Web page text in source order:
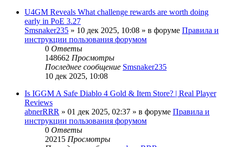
U4GM Reveals What challenge rewards are worth doing
early in PoE 3.27
Smsnaker235 » 10 дек 2025, 10:08 » в форуме Правила и
инструкции пользования форумом
0 Ответы
148662 Просмотры
Последнее сообщение Smsnaker235
10 дек 2025, 10:08
Is IGGM A Safe Diablo 4 Gold & Item Store? | Real Player
Reviews
abnerRRR » 01 дек 2025, 02:37 » в форуме Правила и
инструкции пользования форумом
0 Ответы
20215 Просмотры